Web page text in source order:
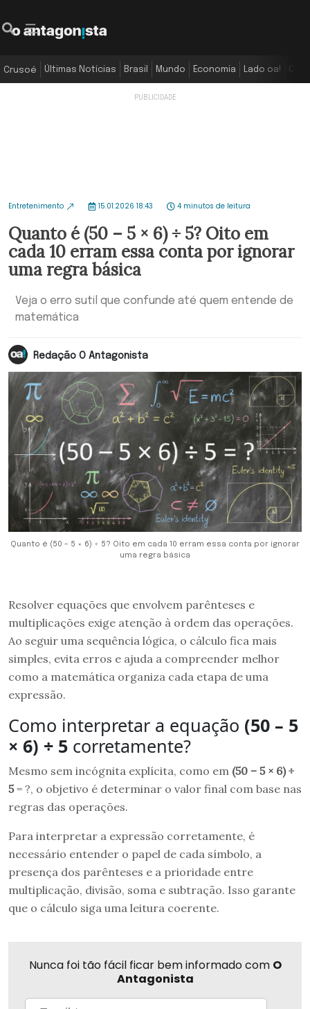
Crusoé Últimas Notícias Brasil Mundo Economia Lado oa!
Entretenimento 15.01.2026 18:43 4 minutos de leitura
Quanto é (50 – 5 × 6) ÷ 5? Oito em
cada 10 erram essa conta por ignorar
uma regra básica
Veja o erro sutil que confunde até quem entende de
matemática
Redação O Antagonista
Quanto é (50 – 5 × 6) ÷ 5? Oito em cada 10 erram essa conta por ignorar
uma regra básica
Resolver equações que envolvem parênteses e
multiplicações exige atenção à ordem das operações.
Ao seguir uma sequência lógica, o cálculo fica mais
simples, evita erros e ajuda a compreender melhor
como a matemática organiza cada etapa de uma
expressão.
Como interpretar a equação (50 – 5
× 6) ÷ 5 corretamente?
Mesmo sem incógnita explícita, como em (50 – 5 × 6) ÷
5= ?, o objetivo é determinar o valor final com base nas
regras das operações.
Para interpretar a expressão corretamente, é
necessário entender o papel de cada símbolo, a
presença dos parênteses e a prioridade entre
multiplicação, divisão, soma e subtração. Isso garante
que o cálculo siga uma leitura coerente.
Nunca foi tão fácil ficar bem informado com O
Antagonista